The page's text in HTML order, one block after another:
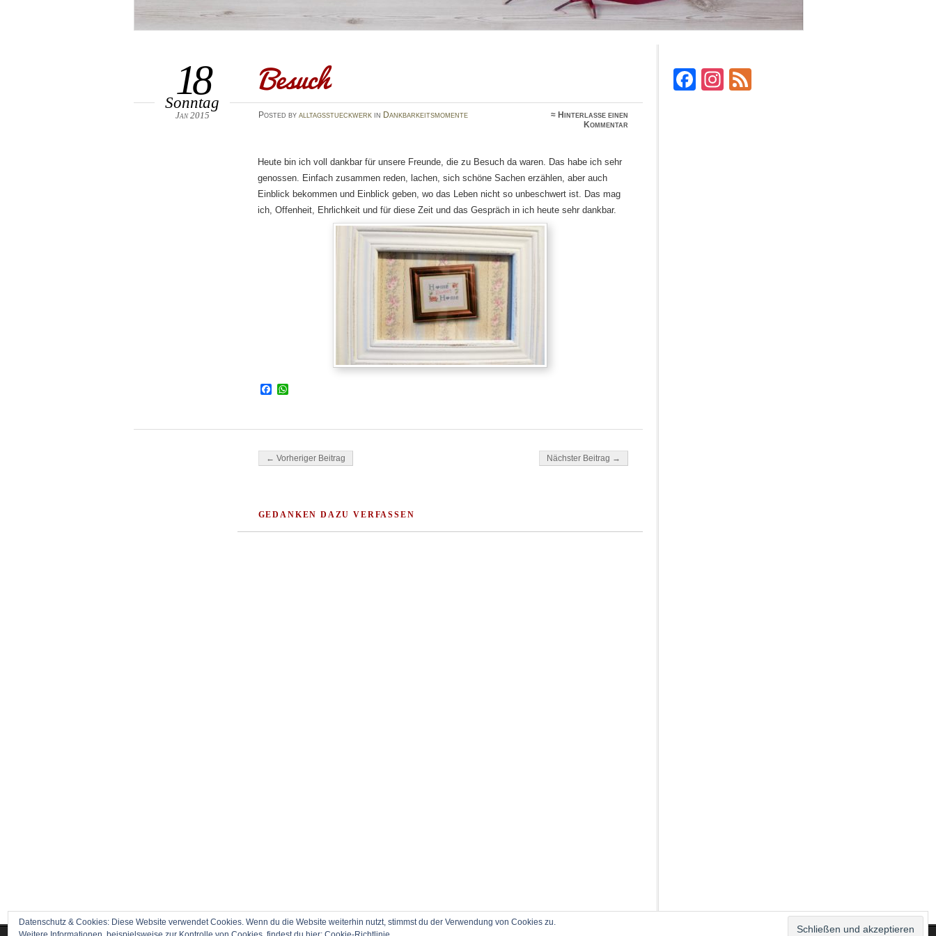
Besuch
18
Sonntag
Jan 2015 Posted by alltagsstueckwerkin Dankbarkeitsmomente ≈ Hinterlasse einen
Kommentar
Heute bin ich voll dankbar für unsere Freunde, die zu Besuch da waren. Das habe ich sehr
genossen. Einfach zusammen reden, lachen, sich schöne Sachen erzählen, aber auch
Einblick bekommen und Einblick geben, wo das Leben nicht so unbeschwert ist. Das mag
ich, Offenheit, Ehrlichkeit und für diese Zeit und das Gespräch in ich heute sehr dankbar.
Facebook
Beitragsnavigation
← Vorheriger Beitrag Nächster Beitrag →
GEDANKEN DAZU VERFASSEN
Facebook
Instagram
Datenschutz & Cookies: Diese Website verwendet Cookies. Wenn du die Website weiterhin nutzt, stimmst du der Verwendung von Cookies zu.